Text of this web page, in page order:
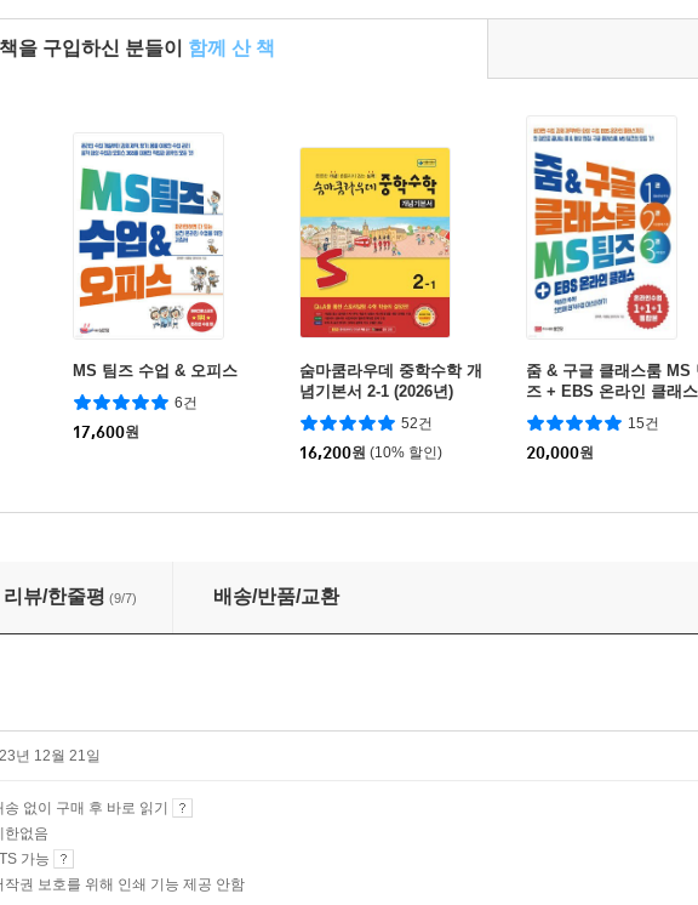
을 구입하신 분들이 함께 산 책
MS 팀즈 수업 & 오피스
6건
17,600원
숨마쿰라우데 중학수학 개
념기본서 2-1 (2026년)
52건
16,200원 (10% 할인)
줌 & 구글 클래스룸 MS
즈 + EBS 온라인 클래스
15건
20,000원
리뷰/한줄평 (9/7) 배송/반품/교환
년 12월 21일
송 없이 구매 후 바로 읽기
한없음
가능
작권 보호를 위해 인쇄 기능 제공 안함